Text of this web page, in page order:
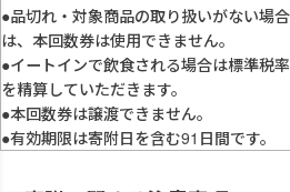
●品切れ・対象商品の取り扱いがない場
は、本回数券は使用できません。
●イートインで飲食される場合は標準税
を精算していただきます。
●本回数券は譲渡できません。
●有効期限は寄附日を含む91日間です。